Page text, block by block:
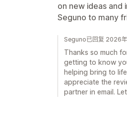
on new ideas
Seguno to many
Seguno已回复 2026
Thanks so much
getting to know
helping bring to
appreciate the
partner in email.